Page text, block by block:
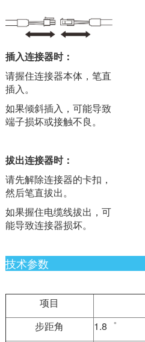
插入连接器时：
请握住连接器本体，笔直
插入。
如果倾斜插入，可能导致
端子损坏或接触不良。
拔出连接器时：
请先解除连接器的卡扣，
然后笔直拔出。
如果握住电缆线拔出，可
能导致连接器损坏。
技术参数
项目
步距角
1.8゜